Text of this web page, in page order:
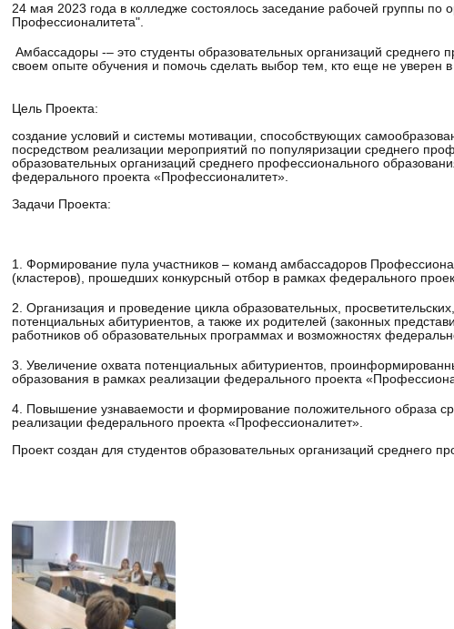
24 мая 2023 года в колледже состоялось заседание рабочей группы
Профессионалитета".
Амбассадоры -– это студенты образовательных организаций среднего
своем опыте обучения и помочь сделать выбор тем, кто еще не уверен
Цель Проекта:
создание условий и системы мотивации, способствующих
посредством реализации мероприятий по популяризации среднего
образовательных организаций среднего профессионального
федерального проекта «Профессионалитет».
Задачи Проекта:
1. Формирование пула участников – команд амбассадоров
(кластеров), прошедших конкурсный отбор в рамках федерального
2. Организация и проведение цикла образовательных,
потенциальных абитуриентов, а также их родителей (законных
работников об образовательных программах и возможностях
3. Увеличение охвата потенциальных абитуриентов,
образования в рамках реализации федерального проекта
4. Повышение узнаваемости и формирование положительного образа
реализации федерального проекта «Профессионалитет».
Проект создан для студентов образовательных организаций среднего